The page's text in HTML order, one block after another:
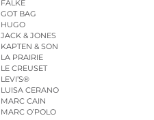
FALKE
GOT BAG
HUGO
JACK & JONES
KAPTEN & SON
LA PRAIRIE
LE CREUSET
LEVI’S®
LUISA CERANO
MARC CAIN
MARC O’POLO